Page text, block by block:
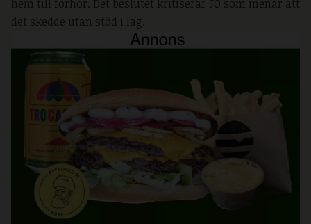
hem till förhör. Det beslutet kritiserar JO som menar att
det skedde utan stöd i lag.